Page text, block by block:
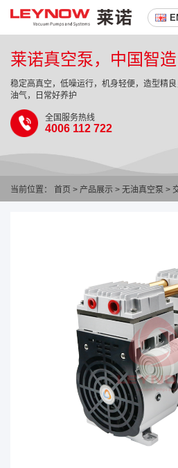
莱诺真空泵，中国智
稳定高真空，低噪运行，机身轻便，造型精
油气，日常好养护
全国服务热线
4006 112 722
当前位置： 首页 > 产品展示 > 无油真空泵 >